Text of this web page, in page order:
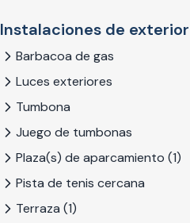
Instalaciones de exterior
Barbacoa de gas
Luces exteriores
Tumbona
Juego de tumbonas
Plaza(s) de aparcamiento (1)
Pista de tenis cercana
Terraza (1)